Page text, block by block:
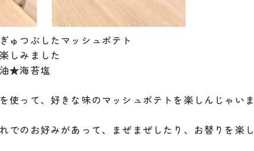
ゅつぶしたマッシュポテト
しみました
★海苔塩
使って、好きな味のマッシュポテトを楽しんじゃい
でのお好みがあって、まぜまぜしたり、お替りを楽